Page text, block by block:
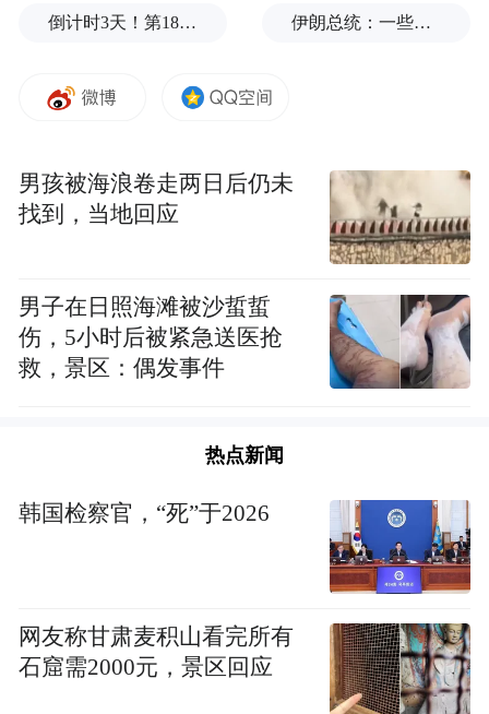
教育教学软件设施配备情况，详细询问学校
倒计时3天！第18届影响世界华人盛典即将启幕 伊朗总统：一些人认为美欧会出现通货膨胀，伊朗不会，我无法理解
男孩被海浪卷走两日后仍未
找到，当地回应
男子在日照海滩被沙蜇蜇
伤，5小时后被紧急送医抢
救，景区：偶发事件
热点新闻
韩国检察官，“死”于2026
网友称甘肃麦积山看完所有
石窟需2000元，景区回应